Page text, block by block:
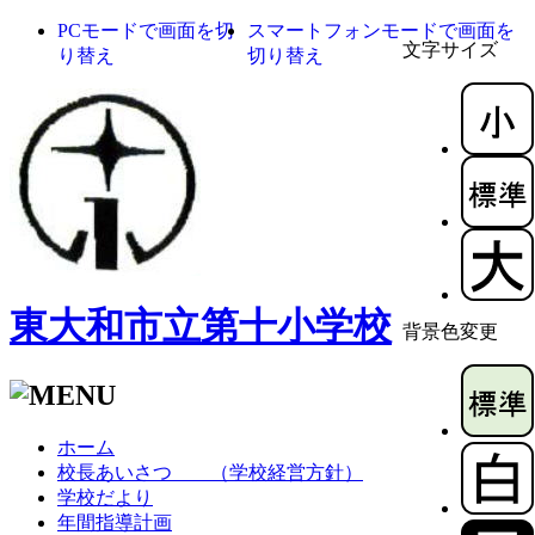
文字サイズ
背景色変更
PCモードで画面を切
り替え
スマートフォンモードで画面を
切り替え
東大和市立第十小学校
ホーム
校長あいさつ （学校経営方針）
学校だより
年間指導計画